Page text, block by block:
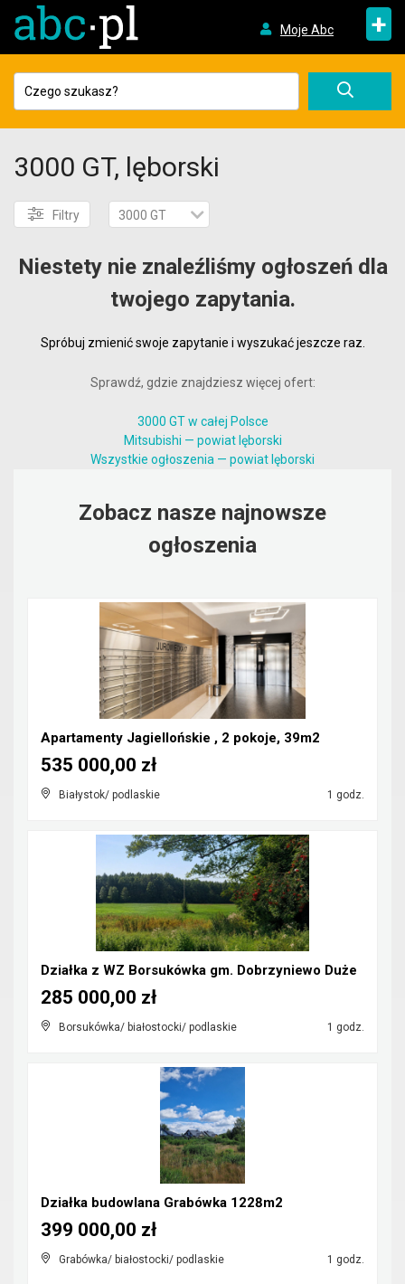
Moje Abc +
3000 GT, lęborski
Filtry 3000 GT
Niestety nie znaleźliśmy ogłoszeń dla
twojego zapytania.
Spróbuj zmienić swoje zapytanie i wyszukać jeszcze raz.
Sprawdź, gdzie znajdziesz więcej ofert:
3000 GT w całej Polsce
Mitsubishi — powiat lęborski
Wszystkie ogłoszenia — powiat lęborski
Zobacz nasze najnowsze
ogłoszenia
Apartamenty Jagiellońskie , 2 pokoje, 39m2
Białystok/ podlaskie 1 godz.
535 000,00 zł
Działka z WZ Borsukówka gm. Dobrzyniewo Duże
Borsukówka/ białostocki/ podlaskie 1 godz.
285 000,00 zł
Działka budowlana Grabówka 1228m2
Grabówka/ białostocki/ podlaskie 1 godz.
399 000,00 zł